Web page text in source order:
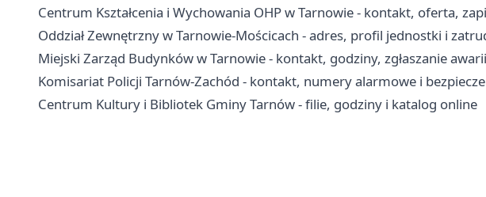
Centrum Kształcenia i Wychowania OHP w Tarnowie - kontakt, oferta,
Oddział Zewnętrzny w Tarnowie-Mościcach - adres, profil jednostki i
Miejski Zarząd Budynków w Tarnowie - kontakt, godziny, zgłaszanie awarii
Komisariat Policji Tarnów-Zachód - kontakt, numery alarmowe i
Centrum Kultury i Bibliotek Gminy Tarnów - filie, godziny i katalog online